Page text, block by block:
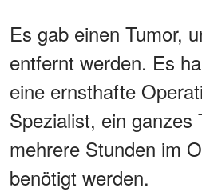
Es gab einen Tumor,
entfernt werden. Es
eine ernsthafte
Spezialist, ein ganzes
mehrere Stunden im
benötigt werden.